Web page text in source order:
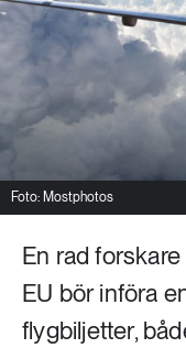
Mat &
Skog
Social
Transport
Vatten
252 ARTIKLAR
Livsstil &
Mat & jordbruk
262 ARTIKLAR
Skog
Foto: Mostphotos
En rad
EU bör införa
flygbiljetter,